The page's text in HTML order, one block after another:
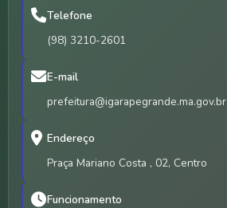
Telefone
(98) 3210-2601
E-mail
prefeitura@igarapegrande.ma.gov.br
Endereço
Praça Mariano Costa , 02, Centro
Funcionamento